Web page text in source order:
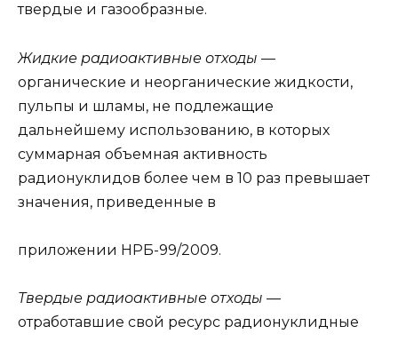
твердые и газообразные.
Жидкие радиоактивные отходы —
органические и неорганические жидкости,
пульпы и шламы, не подлежащие
дальнейшему использованию, в которых
суммарная объемная активность
радионуклидов более чем в 10 раз превышает
значения, приведенные в
приложении НРБ-99/2009.
Твердые радиоактивные отходы —
отработавшие свой ресурс радионуклидные